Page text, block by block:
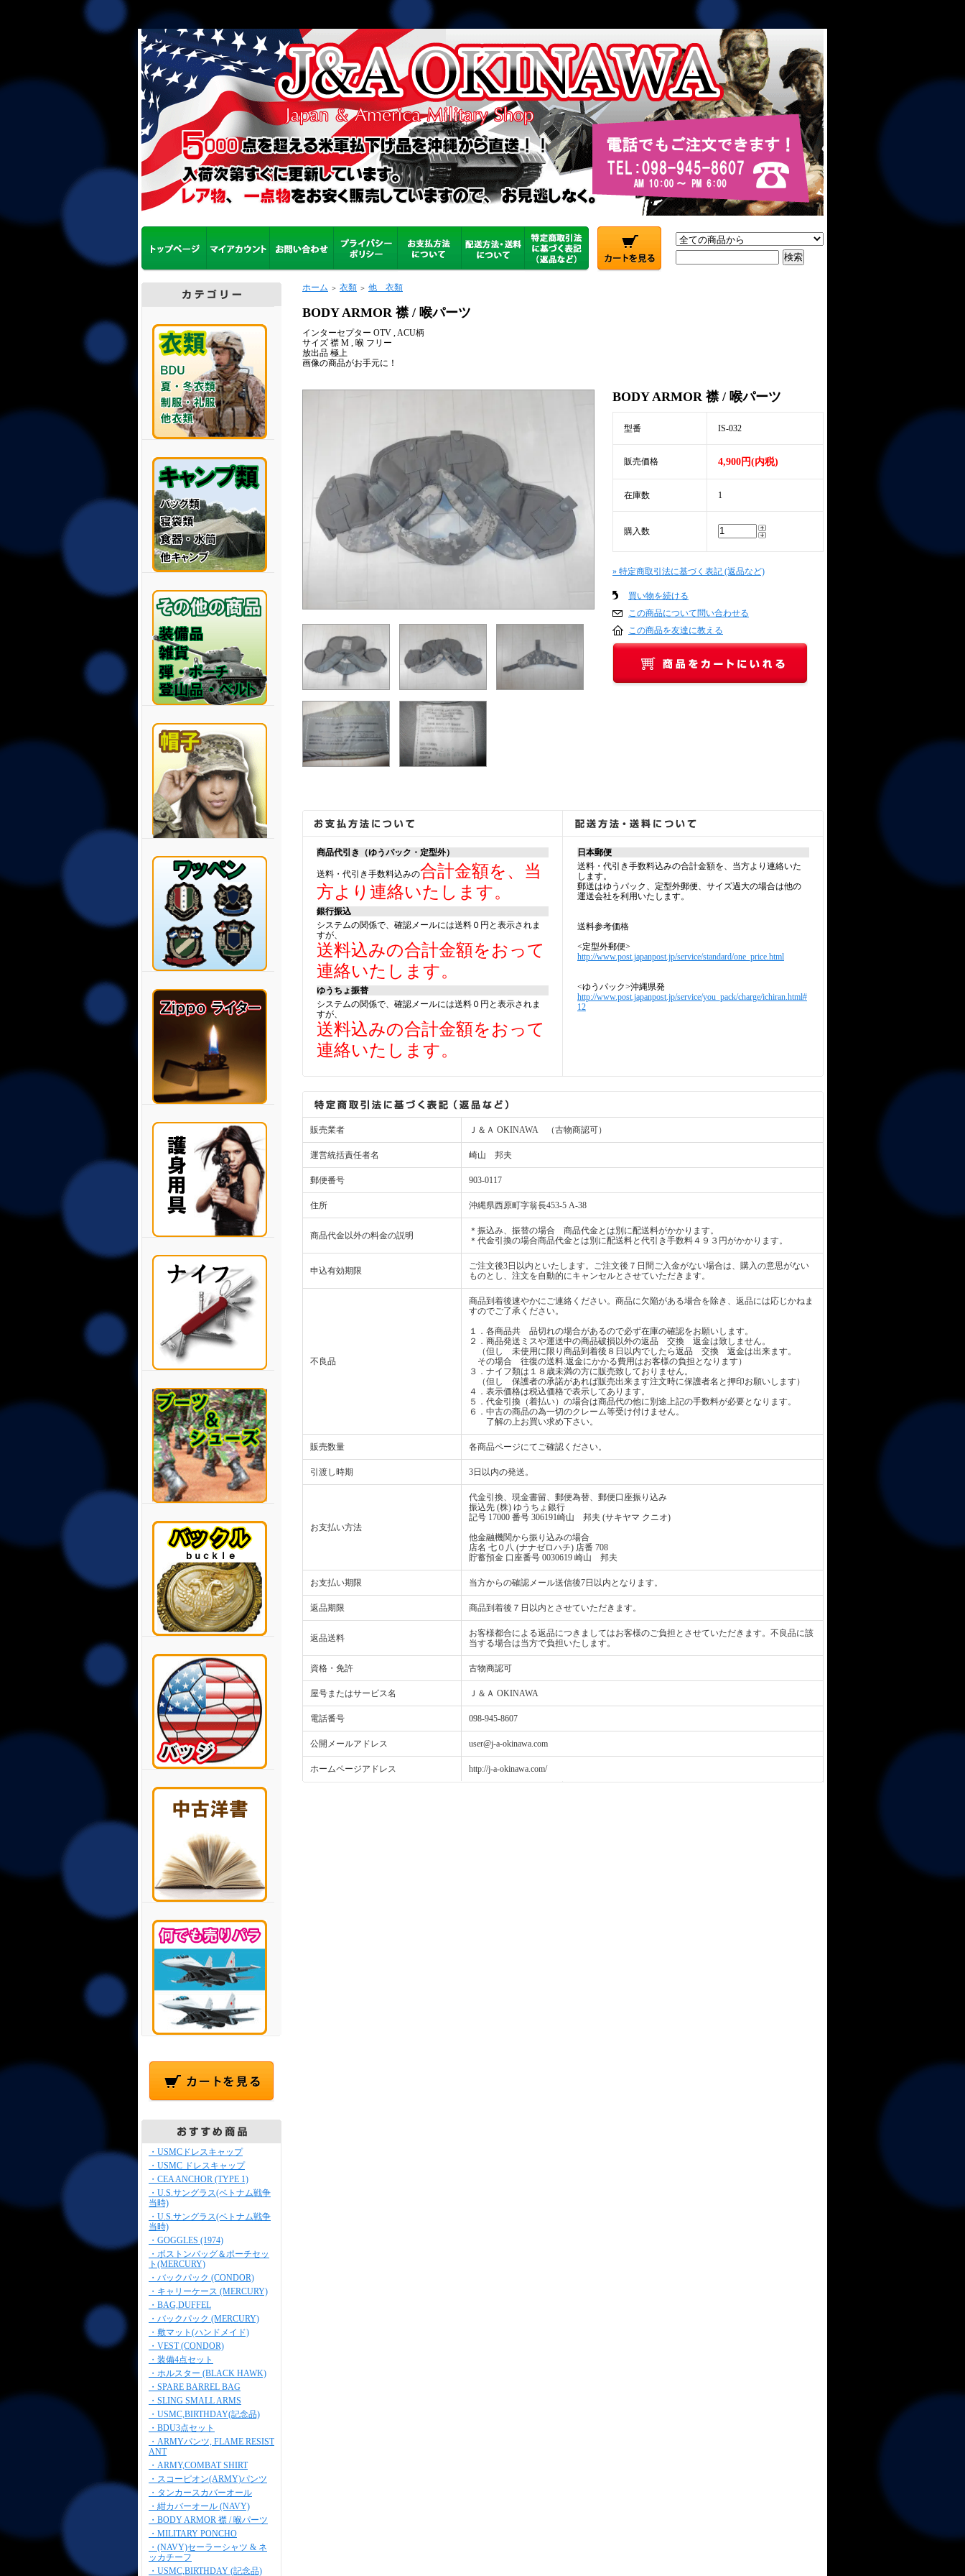
・USMCドレスキャップ
・USMC ドレスキャップ
・CEA ANCHOR (TYPE 1)
・U.S.サングラス(ベトナム戦争
当時)
・U.S.サングラス(ベトナム戦争
当時)
・GOGGLES (1974)
・ボストンバッグ＆ポーチセッ
ト(MERCURY)
・バックパック (CONDOR)
・キャリーケース (MERCURY)
・BAG,DUFFEL
・バックパック (MERCURY)
・敷マット(ハンドメイド)
・VEST (CONDOR)
・装備4点セット
・ホルスター (BLACK HAWK)
・SPARE BARREL BAG
・SLING SMALL ARMS
・USMC,BIRTHDAY(記念品)
・BDU3点セット
・ARMYパンツ, FLAME RESIST
ANT
・ARMY,COMBAT SHIRT
・スコーピオン(ARMY)パンツ
・タンカースカバーオール
・紺カバーオール (NAVY)
・BODY ARMOR 襟 / 喉パーツ
・MILITARY PONCHO
・(NAVY)セーラーシャツ & ネ
ッカチーフ
・USMC,BIRTHDAY (記念品)
ホーム ＞ 衣類 ＞ 他 衣類
BODY ARMOR 襟 / 喉パーツ
インターセプター OTV , ACU柄
サイズ 襟 M , 喉 フリー
放出品 極上
画像の商品がお手元に！
BODY ARMOR 襟 / 喉パーツ
型番 IS-032
販売価格 4,900円(内税)
在庫数 1
購入数
» 特定商取引法に基づく表記 (返品など)
買い物を続ける
この商品について問い合わせる
この商品を友達に教える
商品代引き（ゆうパック・定型外）
送料・代引き手数料込みの合計金額を、当
方より連絡いたします。
銀行振込
システムの関係で、確認メールには送料０円と表示されま
すが、
送料込みの合計金額をおって
連絡いたします。
ゆうちょ振替
システムの関係で、確認メールには送料０円と表示されま
すが、
送料込みの合計金額をおって
連絡いたします。
日本郵便
送料・代引き手数料込みの合計金額を、当方より連絡いた
します。
郵送はゆうパック、定型外郵便、サイズ過大の場合は他の
運送会社を利用いたします。
送料参考価格
<定型外郵便>
http://www.post.japanpost.jp/service/standard/one_price.html
<ゆうパック>沖縄県発
http://www.post.japanpost.jp/service/you_pack/charge/ichiran.html#
12
販売業者 Ｊ＆Ａ OKINAWA （古物商認可）
運営統括責任者名 崎山 邦夫
郵便番号 903-0117
住所 沖縄県西原町字翁長453-5 A-38
商品代金以外の料金の説明
＊振込み、振替の場合 商品代金とは別に配送料がかかります。
＊代金引換の場合商品代金とは別に配送料と代引き手数料４９３円がかかります。
申込有効期限
ご注文後3日以内といたします。ご注文後７日間ご入金がない場合は、購入の意思がない
ものとし、注文を自動的にキャンセルとさせていただきます。
不良品
商品到着後速やかにご連絡ください。商品に欠陥がある場合を除き、返品には応じかねま
すのでご了承ください。
１．各商品共 品切れの場合があるので必ず在庫の確認をお願いします。
２．商品発送ミスや運送中の商品破損以外の返品 交換 返金は致しません。
（但し 未使用に限り商品到着後８日以内でしたら返品 交換 返金は出来ます。
その場合 往復の送料.返金にかかる費用はお客様の負担となります）
３．ナイフ類は１８歳未満の方に販売致しておりません。
（但し 保護者の承諾があれば販売出来ます注文時に保護者名と押印お願いします）
４．表示価格は税込価格で表示してあります。
５．代金引換（着払い）の場合は商品代の他に別途上記の手数料が必要となります。
６．中古の商品の為一切のクレーム等受け付けません。
了解の上お買い求め下さい。
販売数量 各商品ページにてご確認ください。
引渡し時期 3日以内の発送。
お支払い方法
代金引換、現金書留、郵便為替、郵便口座振り込み
振込先 (株) ゆうちょ銀行
記号 17000 番号 306191崎山 邦夫 (サキヤマ クニオ)
他金融機関から振り込みの場合
店名 七０八 (ナナゼロハチ) 店番 708
貯蓄預金 口座番号 0030619 崎山 邦夫
お支払い期限 当方からの確認メール送信後7日以内となります。
返品期限 商品到着後７日以内とさせていただきます。
返品送料
お客様都合による返品につきましてはお客様のご負担とさせていただきます。不良品に該
当する場合は当方で負担いたします。
資格・免許 古物商認可
屋号またはサービス名 Ｊ＆Ａ OKINAWA
電話番号 098-945-8607
公開メールアドレス user@j-a-okinawa.com
ホームページアドレス http://j-a-okinawa.com/